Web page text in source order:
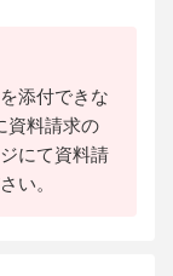
添付できな
資料請求の
にて資料請
い。